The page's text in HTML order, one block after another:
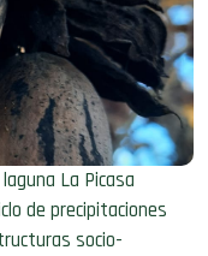
La Picasa
de precipitaciones
socio-